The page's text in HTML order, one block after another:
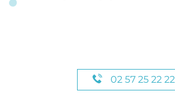
02 57 25 22 22